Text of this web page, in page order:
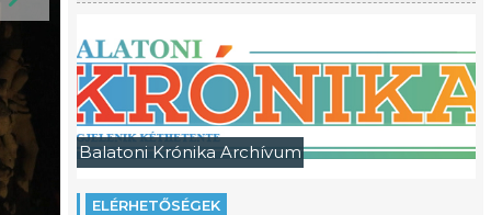
Balatoni Krónika Archívum
ELÉRHETŐSÉGEK